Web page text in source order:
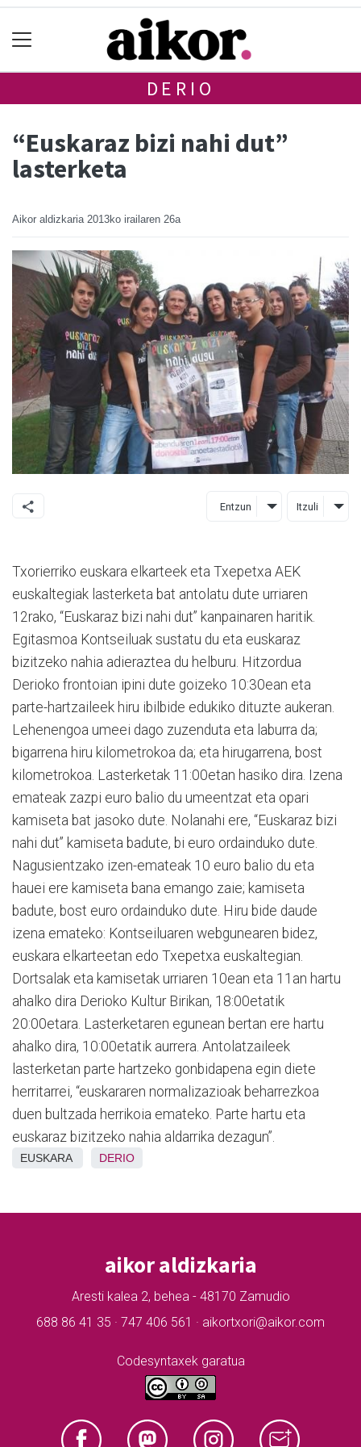
DERIO
“Euskaraz bizi nahi dut”
lasterketa
Aikor aldizkaria 2013ko irailaren 26a
Entzun Itzuli
Txorierriko euskara elkarteek eta Txepetxa AEK
euskaltegiak lasterketa bat antolatu dute urriaren
12rako, “Euskaraz bizi nahi dut” kanpainaren haritik.
Egitasmoa Kontseiluak sustatu du eta euskaraz
bizitzeko nahia adieraztea du helburu. Hitzordua
Derioko frontoian ipini dute goizeko 10:30ean eta
parte-hartzaileek hiru ibilbide edukiko dituzte aukeran.
Lehenengoa umeei dago zuzenduta eta laburra da;
bigarrena hiru kilometrokoa da; eta hirugarrena, bost
kilometrokoa. Lasterketak 11:00etan hasiko dira. Izena
emateak zazpi euro balio du umeentzat eta opari
kamiseta bat jasoko dute. Nolanahi ere, “Euskaraz bizi
nahi dut” kamiseta badute, bi euro ordainduko dute.
Nagusientzako izen-emateak 10 euro balio du eta
hauei ere kamiseta bana emango zaie; kamiseta
badute, bost euro ordainduko dute. Hiru bide daude
izena emateko: Kontseiluaren webgunearen bidez,
euskara elkarteetan edo Txepetxa euskaltegian.
Dortsalak eta kamisetak urriaren 10ean eta 11an hartu
ahalko dira Derioko Kultur Birikan, 18:00etatik
20:00etara. Lasterketaren egunean bertan ere hartu
ahalko dira, 10:00etatik aurrera. Antolatzaileek
lasterketan parte hartzeko gonbidapena egin diete
herritarrei, “euskararen normalizazioak beharrezkoa
duen bultzada herrikoia emateko. Parte hartu eta
euskaraz bizitzeko nahia aldarrika dezagun”.
EUSKARA DERIO
aikor aldizkaria
Aresti kalea 2, behea - 48170 Zamudio
688 86 41 35 · 747 406 561 · aikortxori@aikor.com
Codesyntaxek garatua